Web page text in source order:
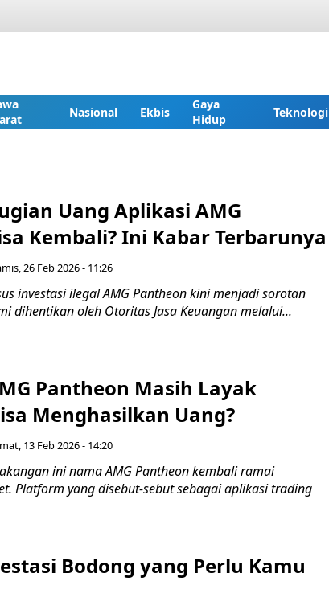
Nasional Ekbis
Gaya
Hidup
Teknologi
Uang Aplikasi AMG
Kembali? Ini Kabar Terbarunya
26 Feb 2026 - 11:26
investasi ilegal AMG Pantheon kini menjadi sorotan
dihentikan oleh Otoritas Jasa Keuangan melalui...
Pantheon Masih Layak
Menghasilkan Uang?
13 Feb 2026 - 14:20
ini nama AMG Pantheon kembali ramai
Platform yang disebut-sebut sebagai aplikasi trading
Bodong yang Perlu Kamu